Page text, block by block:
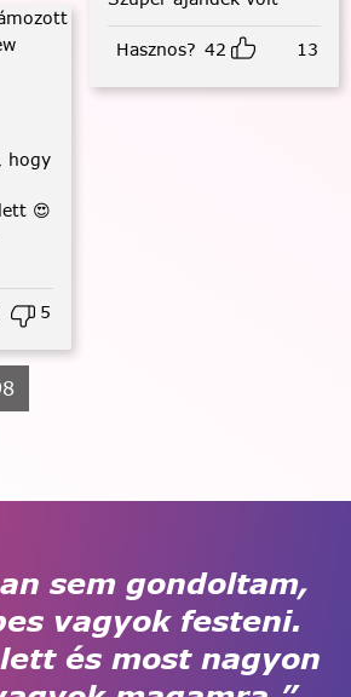
hogy
😍
5
Hasznos? 42 13
sem gondoltam,
vagyok festeni.
és most nagyon